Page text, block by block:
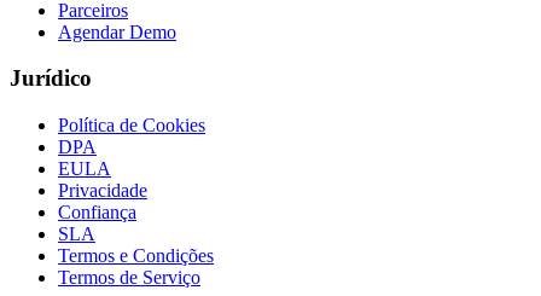
Parceiros
Agendar Demo
Jurídico
Política de Cookies
DPA
EULA
Privacidade
Confiança
SLA
Termos e Condições
Termos de Serviço